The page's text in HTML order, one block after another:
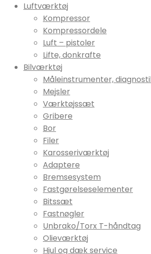
Luftværktøj
Kompressor
Kompressordele
Luft – pistoler
Lifte, donkrafte
Bilværktøj
Måleinstrumenter,
Mejsler
Værktøjssæt
Gribere
Bor
Filer
Karosseriværktøj
Adaptere
Bremsesystem
Fastgørelseselementer
Bitssæt
Fastnøgler
Unbrako/Torx T-håndtag
Olieværktøj
Hjul og dæk service